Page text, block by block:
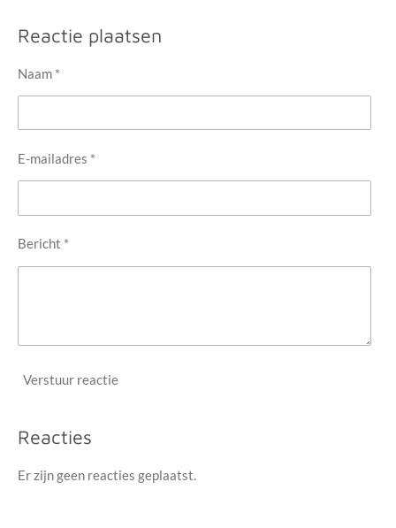
n
l
e
e
n
Reactie plaatsen
Naam *
E-mailadres *
Bericht *
Verstuur reactie
Reacties
Er zijn geen reacties geplaatst.